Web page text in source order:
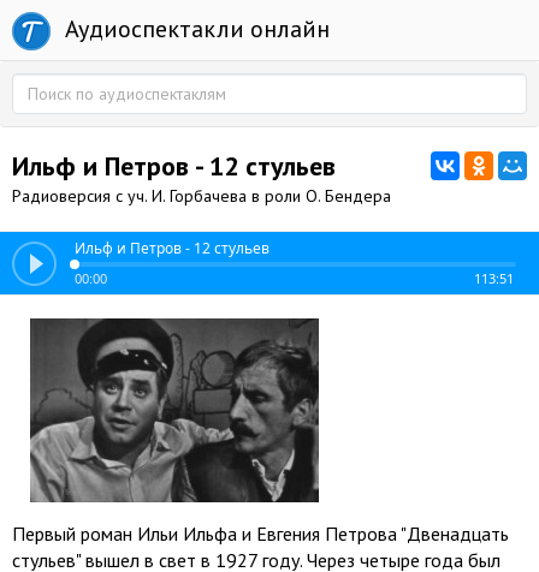
Аудиоспектакли онлайн
Ильф и Петров - 12 стульев
Радиоверсия с уч. И. Горбачева в роли О. Бендера
Ильф и Петров - 12 стульев
00:00 113:51
Первый роман Ильи Ильфа и Евгения Петрова "Двенадцать
стульев" вышел в свет в 1927 году. Через четыре года был